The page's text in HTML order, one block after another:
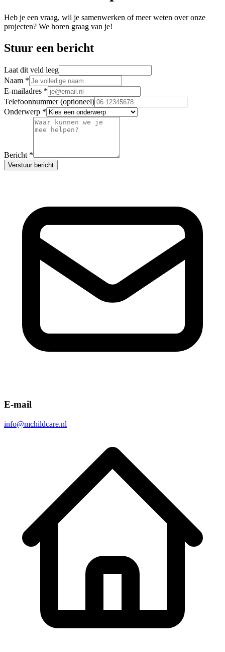
Heb je een vraag, wil je samenwerken of meer weten over onze
projecten? We horen graag van je!
Stuur een bericht
Laat dit veld leeg
Naam *
E-mailadres *
Telefoonnummer (optioneel)
Onderwerp *
Bericht *
Verstuur bericht
E-mail
info@mchildcare.nl